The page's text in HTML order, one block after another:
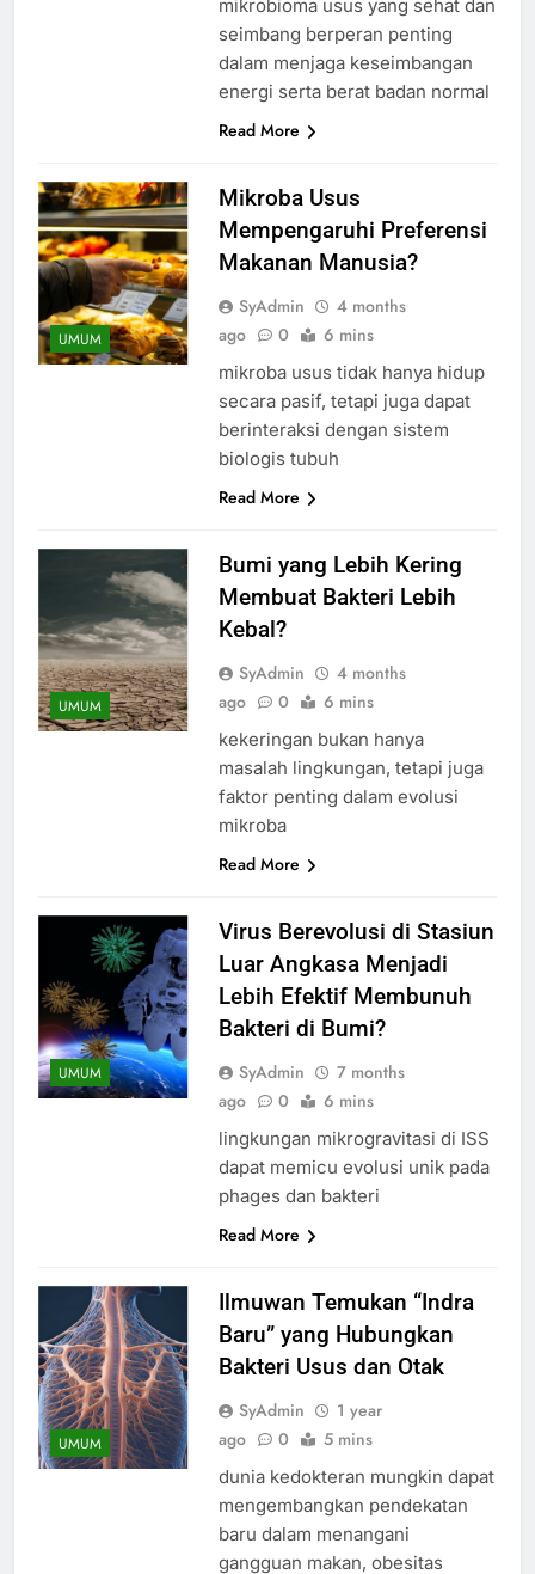
mikrobioma usus yang sehat dan
seimbang berperan penting
dalam menjaga keseimbangan
energi serta berat badan normal
Read More
UMUM
Mikroba Usus
Mempengaruhi Preferensi
Makanan Manusia?
SyAdmin
4 months
ago
0 6 mins
mikroba usus tidak hanya hidup
secara pasif, tetapi juga dapat
berinteraksi dengan sistem
biologis tubuh
Read More
UMUM
Bumi yang Lebih Kering
Membuat Bakteri Lebih
Kebal?
SyAdmin
4 months
ago
0 6 mins
kekeringan bukan hanya
masalah lingkungan, tetapi juga
faktor penting dalam evolusi
mikroba
Read More
UMUM
Virus Berevolusi di Stasiun
Luar Angkasa Menjadi
Lebih Efektif Membunuh
Bakteri di Bumi?
SyAdmin
7 months
ago
0 6 mins
lingkungan mikrogravitasi di ISS
dapat memicu evolusi unik pada
phages dan bakteri
Read More
UMUM
Ilmuwan Temukan “Indra
Baru” yang Hubungkan
Bakteri Usus dan Otak
SyAdmin
1 year
ago
0 5 mins
dunia kedokteran mungkin dapat
mengembangkan pendekatan
baru dalam menangani
gangguan makan, obesitas